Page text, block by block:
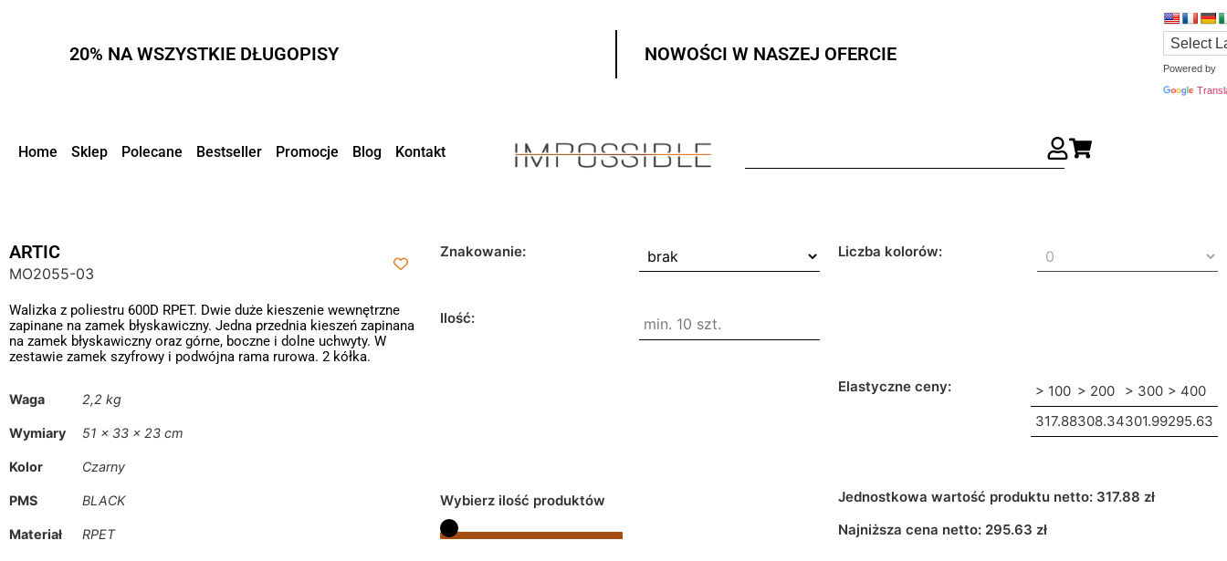
20% NA WSZYSTKIE DŁUGOPISY NOWOŚCI W NASZEJ OFERCIE
Powered by
Home Sklep Polecane Bestseller Promocje Blog Kontakt
ARTIC
MO2055-03
Walizka z poliestru 600D RPET. Dwie duże kieszenie wewnętrzne
zapinane na zamek błyskawiczny. Jedna przednia kieszeń zapinana
na zamek błyskawiczny oraz górne, boczne i dolne uchwyty. W
zestawie zamek szyfrowy i podwójna rama rurowa. 2 kółka.
Waga 2,2 kg
Wymiary 51 × 33 × 23 cm
Kolor Czarny
PMS BLACK
Materiał RPET
Znakowanie: Liczba kolorów:
Ilość:
Elastyczne ceny: > 100 > 200 > 300 > 400
317.88308.34301.99295.63
Wybierz ilość produktów Jednostkowa wartość produktu netto: 317.88 zł
Najniższa cena netto: 295.63 zł